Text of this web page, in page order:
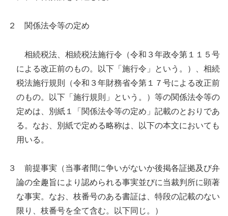
２ 関係法令等の定め
相続税法、相続税法施行令（令和３年政令第１１５号
による改正前のもの。以下「施行令」という。）、相続
税法施行規則（令和３年財務省令第１７号による改正前
のもの。以下「施行規則」という。）等の関係法令等の
定めは、別紙１「関係法令等の定め」記載のとおりであ
る。なお、別紙で定める略称は、以下の本文においても
用いる。
３ 前提事実（当事者間に争いがないか後掲各証拠及び弁
論の全趣旨により認められる事実並びに当裁判所に顕著
な事実。なお、枝番号のある書証は、特段の記載のない
限り、枝番号を全て含む。以下同じ。）